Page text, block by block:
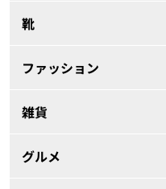
靴
ファッション
雑貨
グルメ